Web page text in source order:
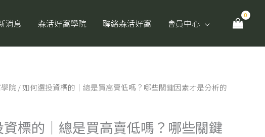
消息 森活好窩學院 聯絡森活好窩 會員中心
院 / 如何選投資標的｜總是買高賣低嗎？哪些關鍵因素才是分析的
標的｜總是買高賣低嗎？哪些關鍵
原
價
目
價